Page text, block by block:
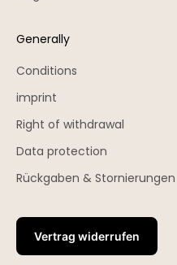
Generally
Conditions
imprint
Right of withdrawal
Data protection
Rückgaben & Stornierungen
Vertrag widerrufen